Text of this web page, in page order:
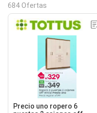
684 Ofertas
Precio uno ropero 6